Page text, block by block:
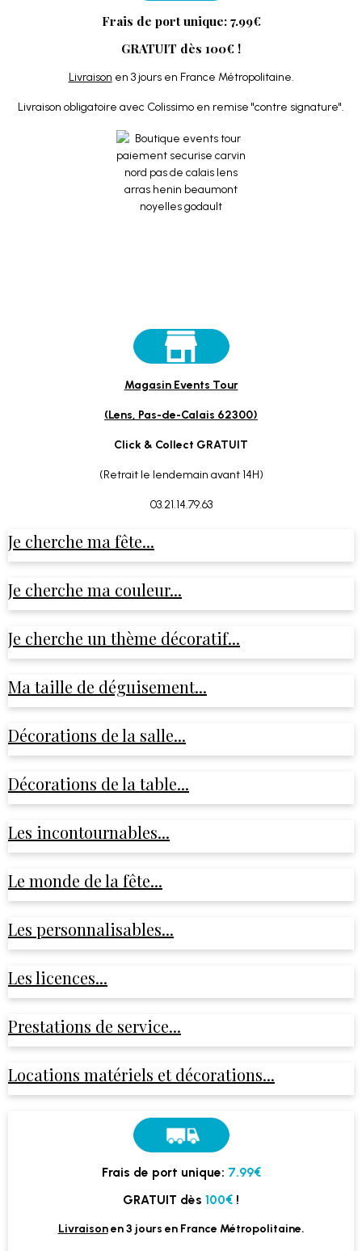
Frais de port unique: 7.99€
GRATUIT dès 100€ !
Livraison en 3 jours en France Métropolitaine.
Livraison obligatoire avec Colissimo en remise "contre signature".
Magasin Events Tour
(Lens, Pas-de-Calais 62300)
Click & Collect GRATUIT
(Retrait le lendemain avant 14H)
03.21.14.79.63
Je cherche ma fête...
Je cherche ma couleur...
Je cherche un thème décoratif...
Ma taille de déguisement...
Décorations de la salle...
Décorations de la table...
Les incontournables...
Le monde de la fête...
Les personnalisables...
Les licences...
Prestations de service...
Locations matériels et décorations...
Frais de port unique: 7.99€
GRATUIT dès 100€ !
Livraisonen 3 jours en France Métropolitaine.